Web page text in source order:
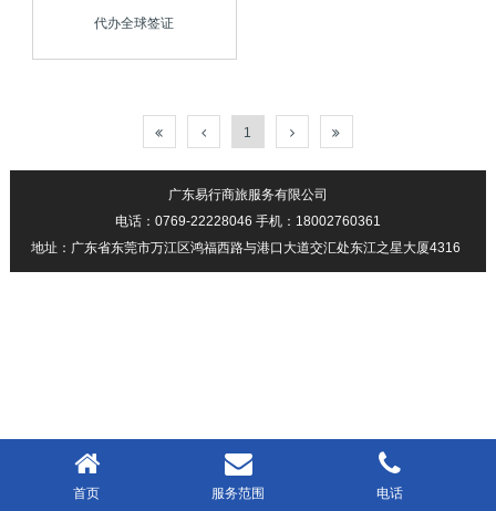
代办全球签证
1
广东易行商旅服务有限公司
电话：0769-22228046 手机：18002760361
地址：广东省东莞市万江区鸿福西路与港口大道交汇处东江之星大厦4316
首页 服务范围 电话